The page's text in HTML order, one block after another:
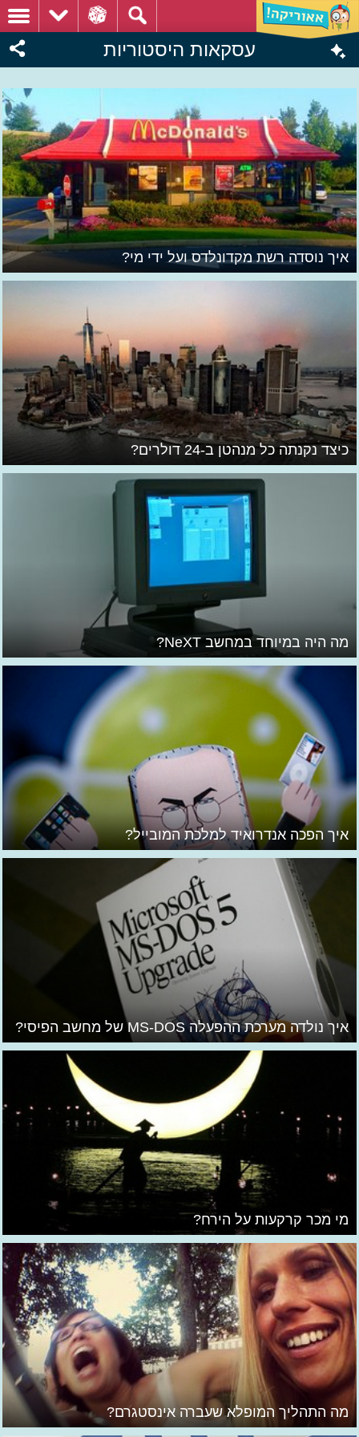
עסקאות היסטוריות
איך נוסדה רשת מקדונלדס ועל ידי מי?
כיצד נקנתה כל מנהטן ב-24 דולרים?
מה היה במיוחד במחשב NeXT?
איך הפכה אנדרואיד למלכת המובייל?
איך נולדה מערכת ההפעלה MS-DOS של מחשב הפיסי?
מי מכר קרקעות על הירח?
מה התהליך המופלא שעברה אינסטגרם?